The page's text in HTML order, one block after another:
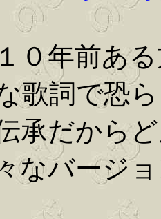
０年前あ
歌詞で恐
承だから
なバージ